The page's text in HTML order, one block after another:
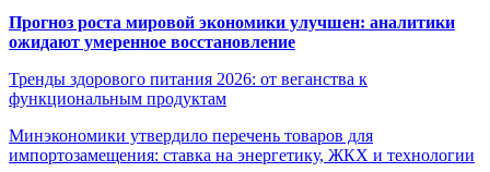
Прогноз роста мировой экономики улучшен: аналитики
ожидают умеренное восстановление
Тренды здорового питания 2026: от веганства к
функциональным продуктам
Минэкономики утвердило перечень товаров для
импортозамещения: ставка на энергетику, ЖКХ и технологии